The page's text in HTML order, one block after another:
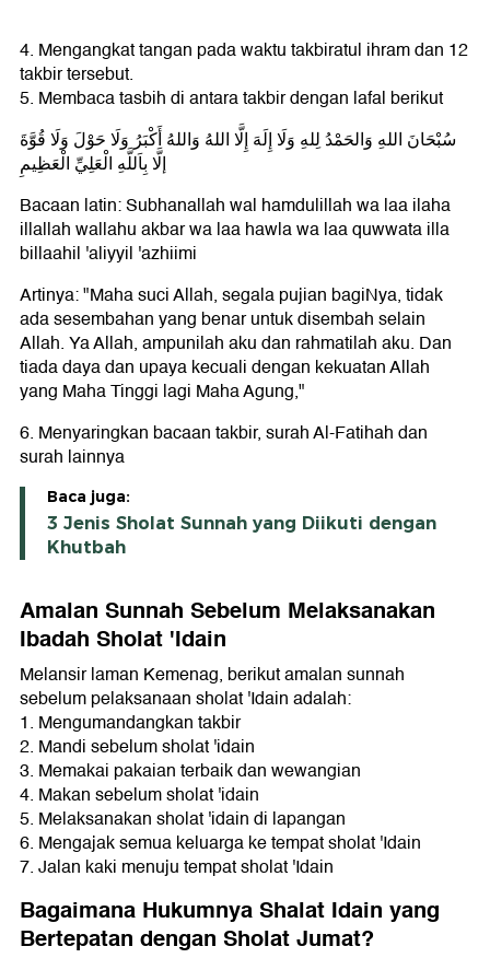
4. Mengangkat tangan pada waktu takbiratul ihram dan 12
takbir tersebut.
5. Membaca tasbih di antara takbir dengan lafal berikut
سُبْحَانَ اللهِ وَالحَمْدُ لِلهِ وَلَا إِلَهَ إِلَّا اللهُ وَاللهُ أَكْبَرُ وَلَا حَوْلَ وَلَا قُوَّةَ
إلَّا بِاَللَّهِ الْعَلِيِّ الْعَظِيمِ
Bacaan latin: Subhanallah wal hamdulillah wa laa ilaha
illallah wallahu akbar wa laa hawla wa laa quwwata illa
billaahil 'aliyyil 'azhiimi
Artinya: "Maha suci Allah, segala pujian bagiNya, tidak
ada sesembahan yang benar untuk disembah selain
Allah. Ya Allah, ampunilah aku dan rahmatilah aku. Dan
tiada daya dan upaya kecuali dengan kekuatan Allah
yang Maha Tinggi lagi Maha Agung,"
6. Menyaringkan bacaan takbir, surah Al-Fatihah dan
surah lainnya
Baca juga:
3 Jenis Sholat Sunnah yang Diikuti dengan
Khutbah
Amalan Sunnah Sebelum Melaksanakan
Ibadah Sholat 'Idain
Melansir laman Kemenag, berikut amalan sunnah
sebelum pelaksanaan sholat 'Idain adalah:
1. Mengumandangkan takbir
2. Mandi sebelum sholat 'idain
3. Memakai pakaian terbaik dan wewangian
4. Makan sebelum sholat 'idain
5. Melaksanakan sholat 'idain di lapangan
6. Mengajak semua keluarga ke tempat sholat 'Idain
7. Jalan kaki menuju tempat sholat 'Idain
Bagaimana Hukumnya Shalat Idain yang
Bertepatan dengan Sholat Jumat?